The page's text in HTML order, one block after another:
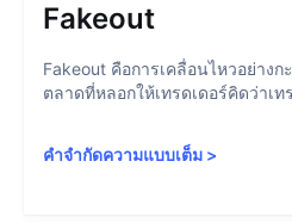
Fakeout
Fakeout คือการเคลื่อนไหวอย่าง
ตลาดที่หลอกให้เทรดเดอร์คิดว่าเ
คำจำกัดความแบบเต็ม >